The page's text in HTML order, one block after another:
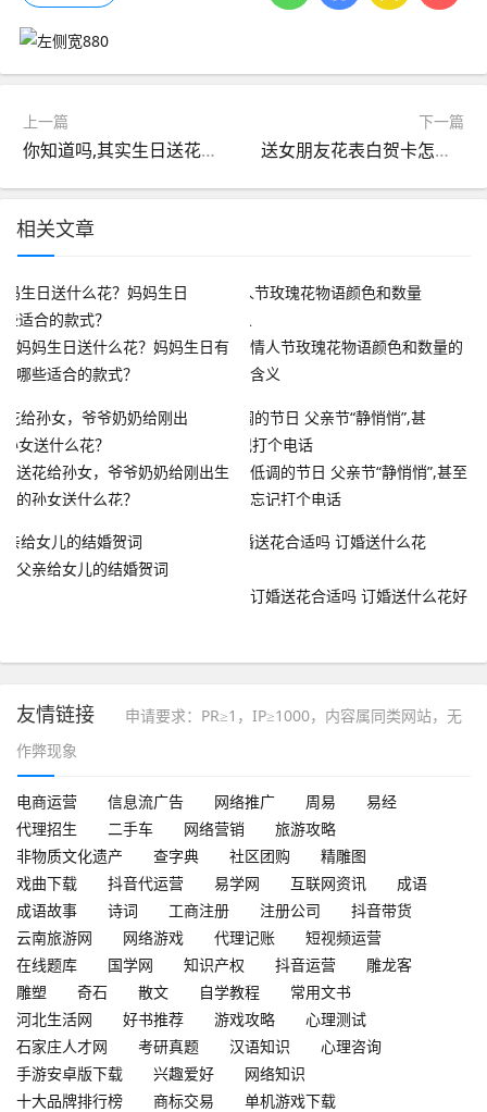
上一篇
你知道吗,其实生日送花也有许多讲究
下一篇
送女朋友花表白贺卡怎么写 经典送花祝福语
相关文章
妈妈生日送什么花？妈妈生日有
哪些适合的款式？
情人节玫瑰花物语颜色和数量的
含义
送花给孙女，爷爷奶奶给刚出生
的孙女送什么花？
低调的节日 父亲节“静悄悄”,甚至
忘记打个电话
父亲给女儿的结婚贺词
订婚送花合适吗 订婚送什么花好
友情链接
申请要求：PR≥1，IP≥1000，内容属同类网站，无
作弊现象
电商运营 信息流广告 网络推广 周易
易经
代理招生
二手车 网络营销
旅游攻略
非物质文化遗产
查字典 社区团购
精雕图
戏曲下载
抖音代运营 易学网 互联网资讯
成语
成语故事
诗词 工商注册 注册公司
抖音带货
云南旅游网
网络游戏 代理记账
短视频运营
在线题库
国学网 知识产权 抖音运营
雕龙客
雕塑
奇石 散文 自学教程
常用文书
河北生活网
好书推荐 游戏攻略
心理测试
石家庄人才网
考研真题 汉语知识
心理咨询
手游安卓版下载
兴趣爱好
网络知识
十大品牌排行榜
商标交易
单机游戏下载